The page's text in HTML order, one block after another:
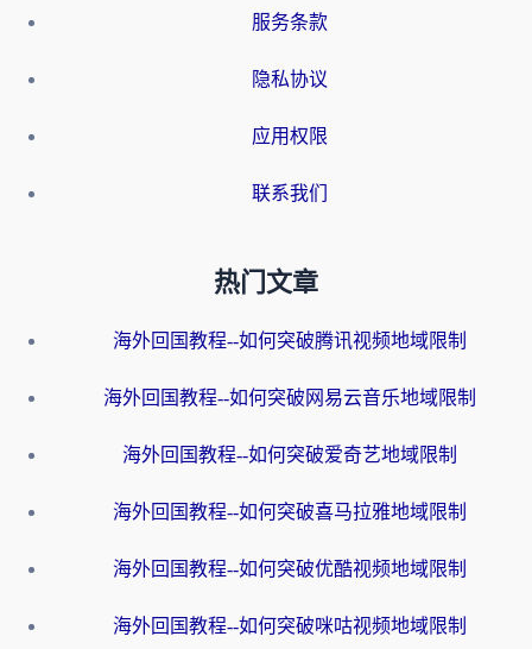
服务条款
隐私协议
应用权限
联系我们
热门文章
海外回国教程--如何突破腾讯视频地域限制
海外回国教程--如何突破网易云音乐地域限制
海外回国教程--如何突破爱奇艺地域限制
海外回国教程--如何突破喜马拉雅地域限制
海外回国教程--如何突破优酷视频地域限制
海外回国教程--如何突破咪咕视频地域限制